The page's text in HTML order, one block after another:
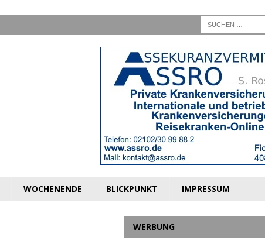
WOCHENENDE BLICKPUNKT IMPRESSUM
WERBUNG